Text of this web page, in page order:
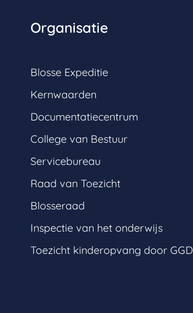
Organisatie
Blosse Expeditie
Kernwaarden
Documentatiecentrum
College van Bestuur
Servicebureau
Raad van Toezicht
Blosseraad
Inspectie van het onderwijs
Toezicht kinderopvang door GGD